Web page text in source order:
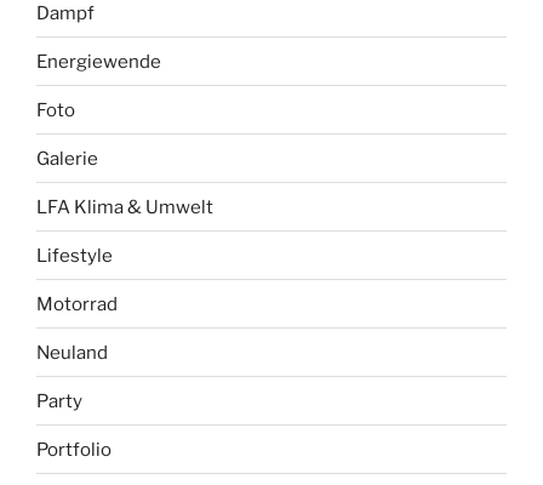
Dampf
Energiewende
Foto
Galerie
LFA Klima & Umwelt
Lifestyle
Motorrad
Neuland
Party
Portfolio